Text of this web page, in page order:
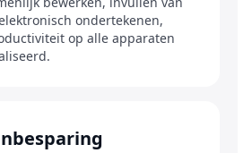
ondertekenen,
op alle apparaten